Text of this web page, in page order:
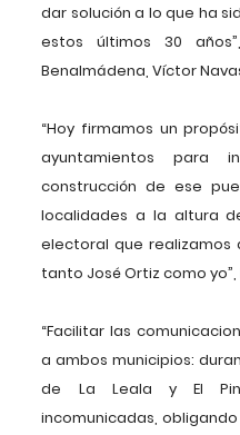
dar solución a lo que ha
estos últimos 30
Benalmádena, Víctor
“Hoy firmamos un
ayuntamientos para
construcción de ese
localidades a la altura
electoral que realizamos
tanto José Ortiz como
“Facilitar las
a ambos municipios:
de La Leala y El
incomunicadas,